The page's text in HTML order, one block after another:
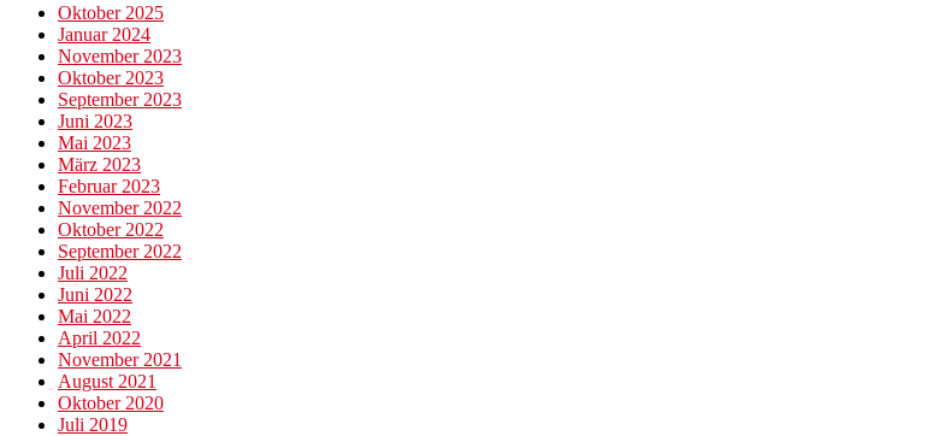
Oktober 2025
Januar 2024
November 2023
Oktober 2023
September 2023
Juni 2023
Mai 2023
März 2023
Februar 2023
November 2022
Oktober 2022
September 2022
Juli 2022
Juni 2022
Mai 2022
April 2022
November 2021
August 2021
Oktober 2020
Juli 2019